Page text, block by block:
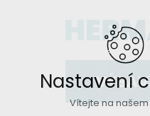
Nastavení
Vítejte na